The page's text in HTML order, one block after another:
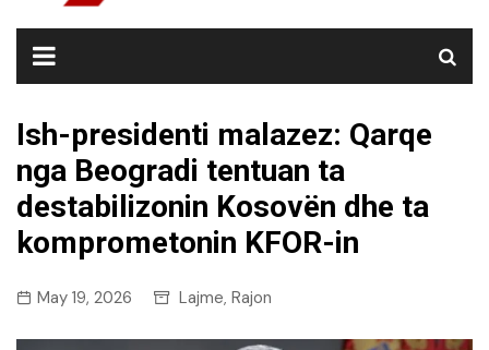
​Ish-presidenti malazez: Qarqe
nga Beogradi tentuan ta
destabilizonin Kosovën dhe ta
komprometonin KFOR-in
May 19, 2026 Lajme, Rajon